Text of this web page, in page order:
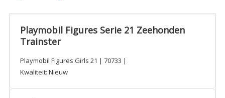
Playmobil Figures Serie 21 Zeehonden
Trainster
Playmobil Figures Girls 21 | 70733 |
Kwaliteit: Nieuw